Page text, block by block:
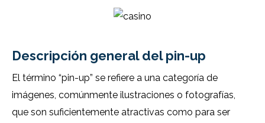
Descripción general del pin-up
El término “pin-up” se refiere a una categoría de
imágenes, comúnmente ilustraciones o fotografías,
que son suficientemente atractivas como para ser